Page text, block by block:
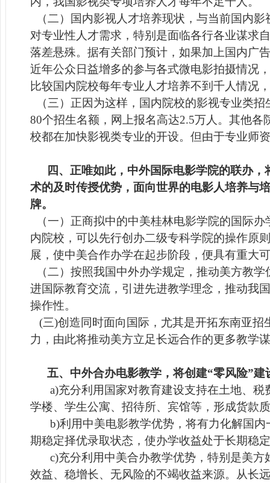
（二）国内影视人才培养现状，与当前国内
对专业性人才需求，特别是面临各行各业谋求
落差悬殊。据有关部门预计，如果加上国内广
近年公众日益增多的参与各式微电影拍摄情况
比较国内院校每年专业人才培养不到千人情况
（三）正因为这样，国内院校的影视专业类招
80个招生名额，网上报名高达2.5万人。其他各
校都在加快影视类专业的开设。但由于专业师
四、正唯如此，中外国际电影学院的联办
术的及时传授优势，面向世界的电影人培养与
牌。
（一）正商拟中的中美桂林电影学院的国际
内院校，可以先行创办二级专科学院的操作原
展，使中美合作办学在起步阶段，便具有重大
（二）按照我国中外办学规定，推动美方教
进国际教育交流，引进先进教学理念，推动我
操作性。
(三)创造同时面向国际，尤其是开拓东南亚
力，由此将推动美方立足长远合作的更多教学
五、中外合办电影教学，将创建“零风险”
a)充分利用国家对教育建设支持在土地、
学楼、学生公寓、招待所、宾馆等，形成货款
b)利用中美电影教学优势，将有力化解国
期稳定择优录取状态，使办学收益处于长期稳
c)充分利用中美合办教学优势，特别是美
效益、稳增长、无风险的不竭收益来源。从长